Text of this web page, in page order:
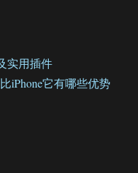
实用插件
iPhone它有哪些优势